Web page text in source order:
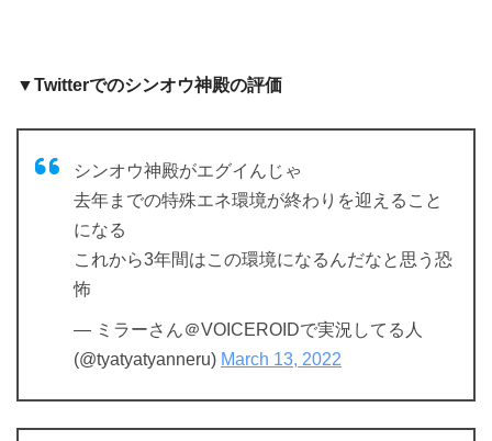
▼Twitterでのシンオウ神殿の評価
シンオウ神殿がエグイんじゃ
去年までの特殊エネ環境が終わりを迎えること
になる
これから3年間はこの環境になるんだなと思う恐
怖
— ミラーさん＠VOICEROIDで実況してる人
(@tyatyatyanneru) March 13, 2022